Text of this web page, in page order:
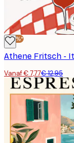
-40%*
Vanaf € 7,77€ 12,95